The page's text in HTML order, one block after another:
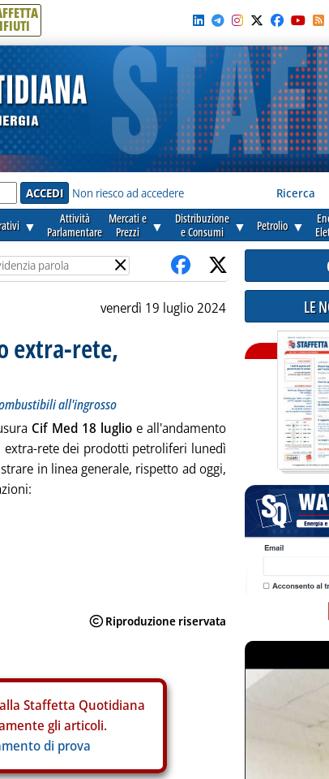
Non riesco ad accedere Ricerca
▼
Attività
Parlamentare
Mercati e
Prezzi
▼
Distribuzione
e Consumi
▼ Petrolio ▼
×
venerdì 19 luglio 2024
extra-rete,
all'ingrosso
Cif Med 18 luglioe all'andamento
rete dei prodotti petroliferi lunedì
in linea generale, rispetto ad oggi,
Staffetta Quotidiana
gli articoli.
di prova
LE